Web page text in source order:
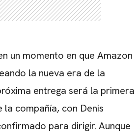
un momento en que Amazon
la nueva era de la
entrega será la primera
compañía, con Denis
para dirigir. Aunque
PUBLICIDADE